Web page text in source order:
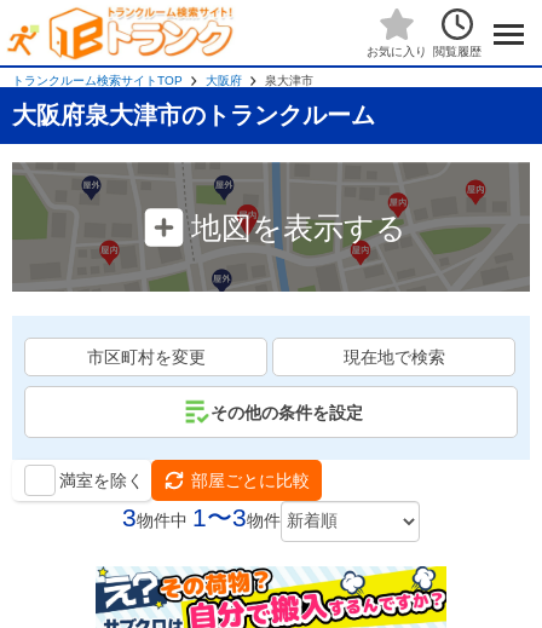
お気に入り 閲覧履歴
トランクルーム検索サイトTOP 大阪府 泉大津市
大阪府泉大津市のトランクルーム
地図を表示する
市区町村を変更 現在地で検索
その他の条件を設定
満室を除く 部屋ごとに比較
3物件中 1〜3物件